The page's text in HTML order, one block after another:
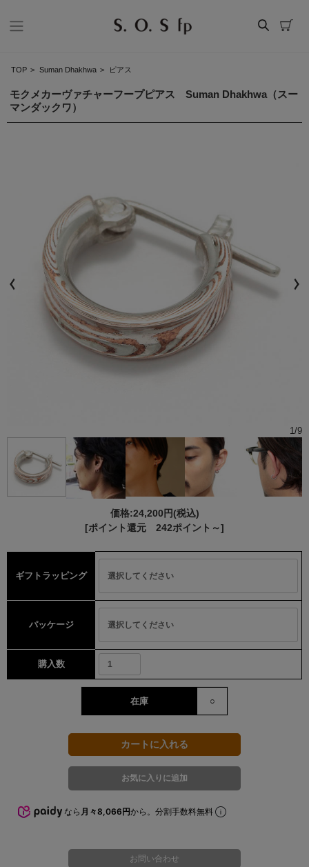
TOP > Suman Dhakhwa > ピアス
モクメカーヴァチャーフープピアス Suman Dhakhwa（スー
マンダックワ）
1/9
価格:24,200円(税込)
[ポイント還元 242ポイント～]
ギフトラッピング
パッケージ
購入数
在庫 ○
なら 月々8,066円から。分割手数料無料
お問い合わせ